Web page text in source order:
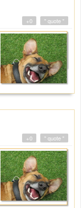
" quote "
+0
" quote "
+0